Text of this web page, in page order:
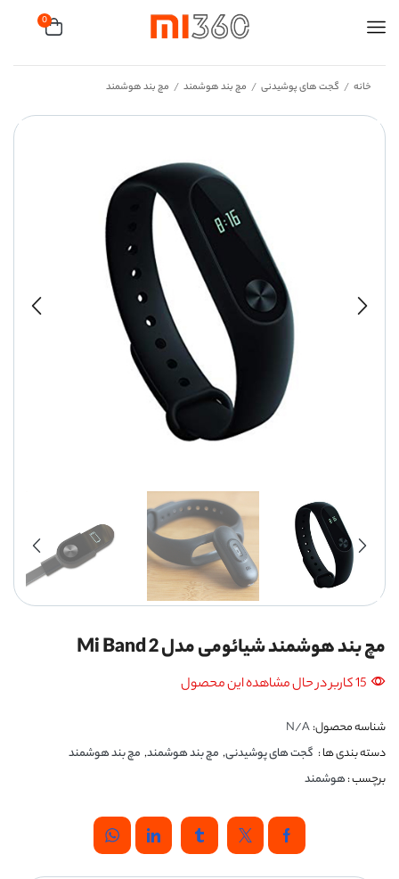
0
خانه / گجت های پوشیدنی / مچ بند هوشمند / مچ بند هوشمند
مچ بند هوشمند شیائومی مدل Mi Band 2
15 کاربر در حال مشاهده این محصول
شناسه محصول:N/A
دسته بندی ها : گجت های پوشیدنی, مچ بند هوشمند, مچ بند هوشمند
برچسب :هوشمند